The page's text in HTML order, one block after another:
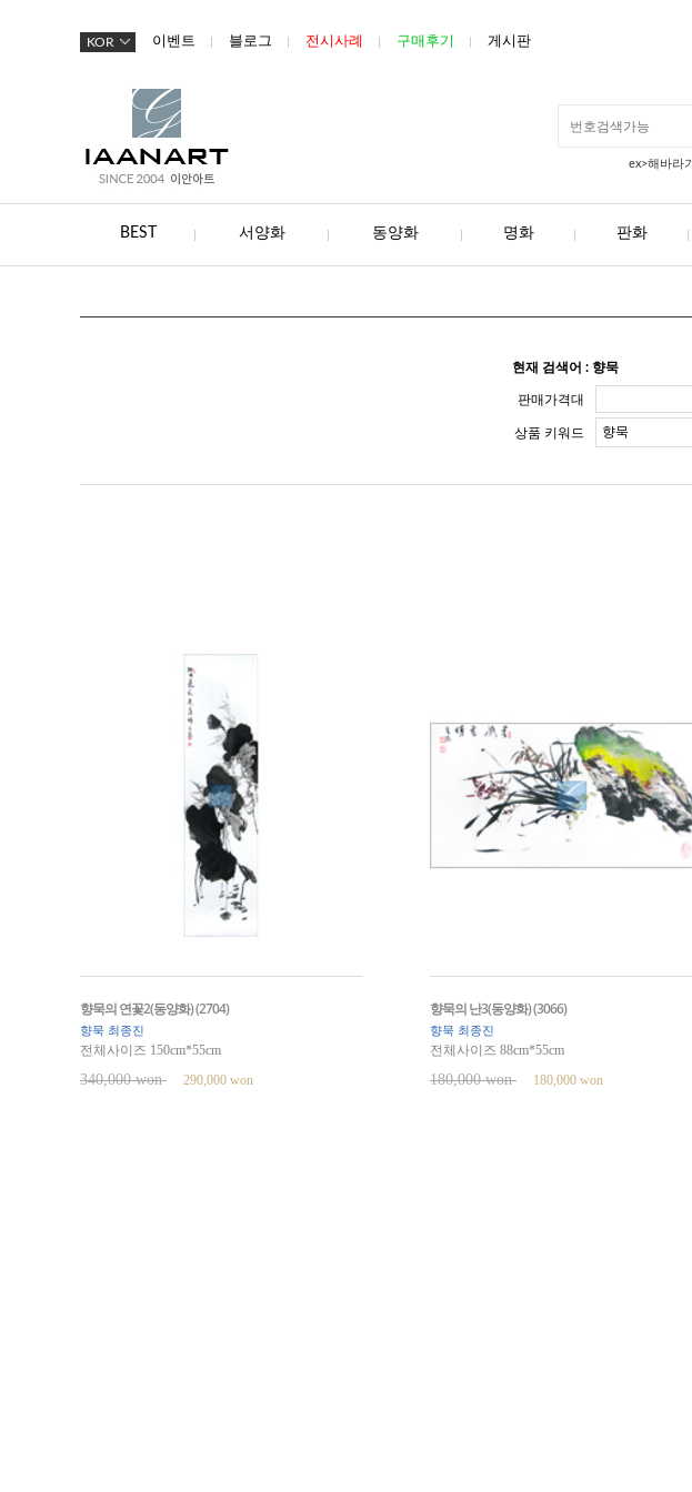
KOR 이벤트 블로그 전시사례 구매후기 게시판
ex>해바라기
BEST 서양화 동양화 명화 판화
현재 검색어 : 향묵
판매가격대
상품 키워드
향묵의 연꽃2(동양화) (2704)
향묵 최종진
전체사이즈 150cm*55cm
340,000 won 290,000 won
향묵의 난3(동양화) (3066)
향묵 최종진
전체사이즈 88cm*55cm
180,000 won 180,000 won